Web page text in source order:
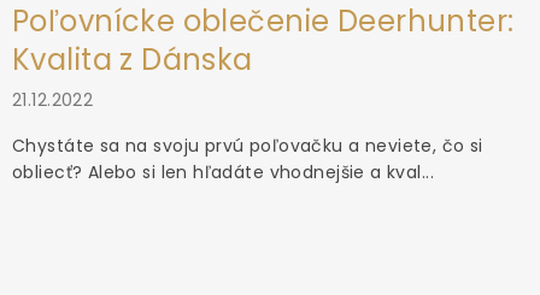
Poľovnícke oblečenie Deerhunter:
Kvalita z Dánska
21.12.2022
Chystáte sa na svoju prvú poľovačku a neviete, čo si
obliecť? Alebo si len hľadáte vhodnejšie a kval...